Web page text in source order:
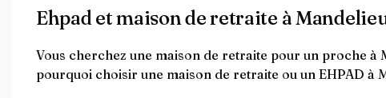
Ehpad et maison de retraite à
Vous cherchez une maison de retraite pour un proche
pourquoi choisir une maison de retraite ou un EHPAD